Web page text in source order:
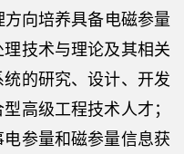
向培养具备电磁参量
技术与理论及其相关
的研究、设计、开发
高级工程技术人才；
参量和磁参量信息获